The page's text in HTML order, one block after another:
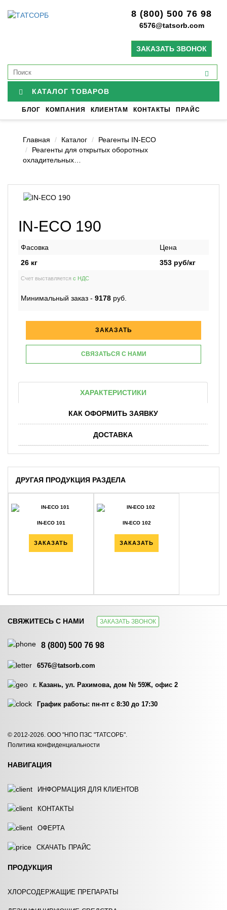
8 (800) 500 76 98
6576@tatsorb.com
ЗАКАЗАТЬ ЗВОНОК
КАТАЛОГ ТОВАРОВ
БЛОГ КОМПАНИЯ КЛИЕНТАМ КОНТАКТЫ ПРАЙС
Главная Каталог
Реагенты IN-ECO
Реагенты для открытых оборотных
охладительных…
IN-ECO 190
Фасовка
Цена
26 кг
353 руб/кг
Счет выставляется с НДС
Минимальный заказ - 9178 руб.
ЗАКАЗАТЬ
СВЯЗАТЬСЯ С НАМИ
ХАРАКТЕРИСТИКИ
КАК ОФОРМИТЬ ЗАЯВКУ
ДОСТАВКА
ДРУГАЯ ПРОДУКЦИЯ РАЗДЕЛА
IN-ECO 101
ЗАКАЗАТЬ
IN-ECO 102
ЗАКАЗАТЬ
IN-ECO 103
ЗАКАЗАТЬ
IN-ECO 1105
ЗАКАЗАТЬ
IN-ECO 130
ЗАКАЗАТЬ
СВЯЖИТЕСЬ С НАМИ ЗАКАЗАТЬ ЗВОНОК
8 (800) 500 76 98
6576@tatsorb.com
г. Казань, ул. Рахимова, дом № 59Ж, офис 2
График работы: пн-пт с 8:30 до 17:30
© 2012-2026. ООО "НПО ПЗС "ТАТСОРБ".
Политика конфиденциальности
НАВИГАЦИЯ
ИНФОРМАЦИЯ ДЛЯ КЛИЕНТОВ
КОНТАКТЫ
ОФЕРТА
СКАЧАТЬ ПРАЙС
ПРОДУКЦИЯ
ХЛОРСОДЕРЖАЩИЕ ПРЕПАРАТЫ